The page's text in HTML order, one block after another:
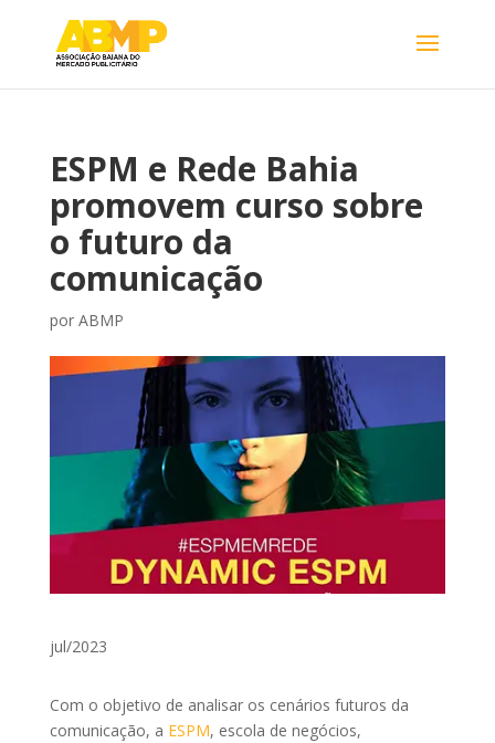
ESPM e Rede Bahia
promovem curso sobre
o futuro da
comunicação
por ABMP
jul/2023
Com o objetivo de analisar os cenários futuros da
comunicação, a ESPM, escola de negócios,